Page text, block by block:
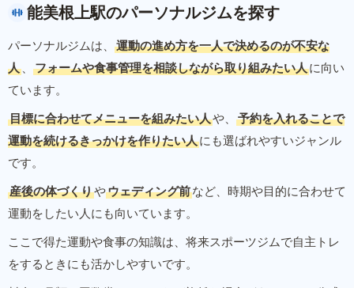
能美根上駅のパーソナルジムを探す
パーソナルジムは、
運動の進め方を一人で決めるのが不安な
人 、 フォームや食事管理を相談しながら取り組みたい人に向い
ています。
目標に合わせてメニューを組みたい人や、
予約を入れることで
運動を続けるきっかけを作りたい人にも選ばれやすいジャンル
です。
産後の体づくりやウェディング前など、時期や目的に合わせて
運動をしたい人にも向いています。
ここで得た運動や食事の知識は、将来スポーツジムで自主トレ
をするときにも活かしやすいです。